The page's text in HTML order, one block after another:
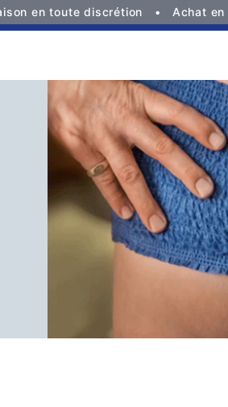
en toute discrétion Achat